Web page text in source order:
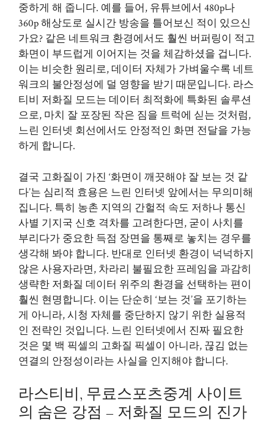
중하게 해 줍니다. 예를 들어, 유튜브에서 480p나
360p 해상도로 실시간 방송을 틀어보신 적이 있으신
가요? 같은 네트워크 환경에서도 훨씬 버퍼링이 적고
화면이 부드럽게 이어지는 것을 체감하셨을 겁니다.
이는 비슷한 원리로, 데이터 자체가 가벼울수록 네트
워크의 불안정성에 덜 영향을 받기 때문입니다. 라스
티비 저화질 모드는 데이터 최적화에 특화된 솔루션
으로, 마치 잘 포장된 작은 짐을 트럭에 싣는 것처럼,
느린 인터넷 회선에서도 안정적인 화면 전달을 가능
하게 합니다.
결국 고화질이 가진 ‘화면이 깨끗해야 잘 보는 것 같
다’는 심리적 효용은 느린 인터넷 앞에서는 무의미해
집니다. 특히 농촌 지역의 간헐적 속도 저하나 통신
사별 기지국 신호 격차를 고려한다면, 굳이 사치를
부리다가 중요한 득점 장면을 통째로 놓치는 경우를
생각해 봐야 합니다. 반대로 인터넷 환경이 넉넉하지
않은 사용자라면, 차라리 불필요한 프레임을 과감히
생략한 저화질 데이터 위주의 환경을 선택하는 편이
훨씬 현명합니다. 이는 단순히 ‘보는 것’을 포기하는
게 아니라, 시청 자체를 중단하지 않기 위한 실용적
인 전략인 것입니다. 느린 인터넷에서 진짜 필요한
것은 몇 백 픽셀의 고화질 픽셀이 아니라, 끊김 없는
연결의 안정성이라는 사실을 인지해야 합니다.
라스티비, 무료스포츠중계 사이트
의 숨은 강점 – 저화질 모드의 진가